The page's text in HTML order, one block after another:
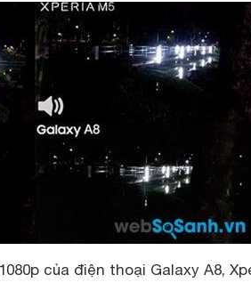
của điện thoại Galaxy A8,